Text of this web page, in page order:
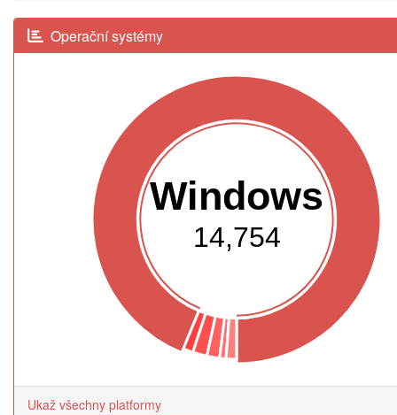
Operační systémy
Windows
14,754
Ukaž všechny platformy